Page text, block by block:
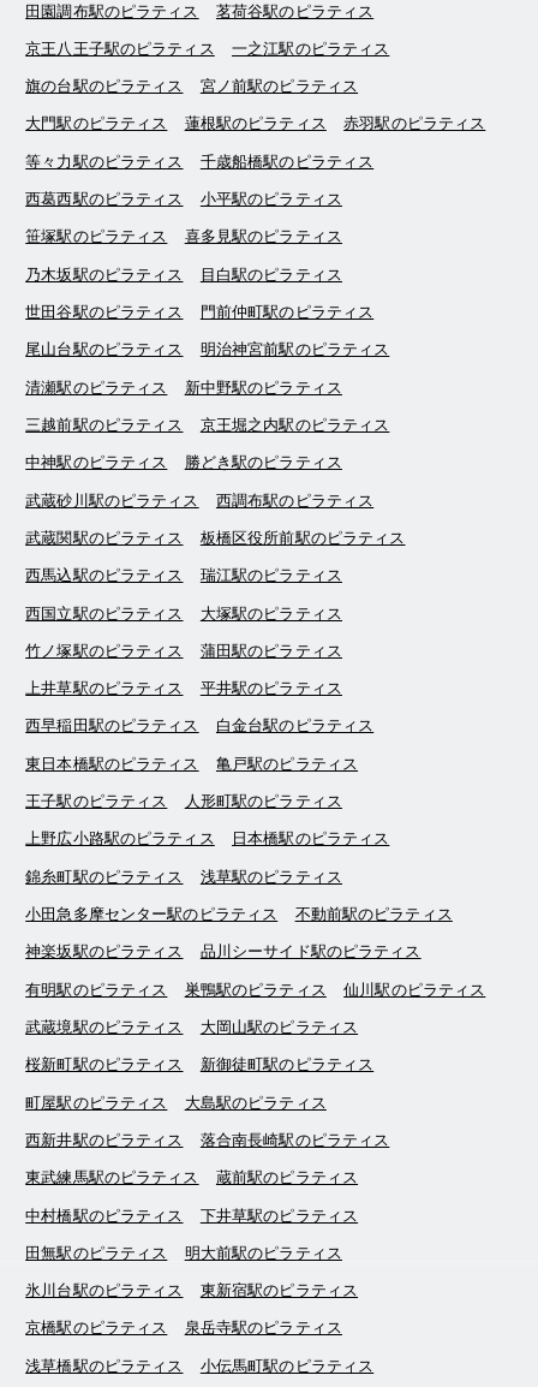
田園調布駅のピラティス 茗荷谷駅のピラティス
京王八王子駅のピラティス 一之江駅のピラティス
旗の台駅のピラティス 宮ノ前駅のピラティス
大門駅のピラティス 蓮根駅のピラティス 赤羽駅のピラティス
等々力駅のピラティス 千歳船橋駅のピラティス
西葛西駅のピラティス 小平駅のピラティス
笹塚駅のピラティス 喜多見駅のピラティス
乃木坂駅のピラティス 目白駅のピラティス
世田谷駅のピラティス 門前仲町駅のピラティス
尾山台駅のピラティス 明治神宮前駅のピラティス
清瀬駅のピラティス 新中野駅のピラティス
三越前駅のピラティス 京王堀之内駅のピラティス
中神駅のピラティス 勝どき駅のピラティス
武蔵砂川駅のピラティス 西調布駅のピラティス
武蔵関駅のピラティス 板橋区役所前駅のピラティス
西馬込駅のピラティス 瑞江駅のピラティス
西国立駅のピラティス 大塚駅のピラティス
竹ノ塚駅のピラティス 蒲田駅のピラティス
上井草駅のピラティス 平井駅のピラティス
西早稲田駅のピラティス 白金台駅のピラティス
東日本橋駅のピラティス 亀戸駅のピラティス
王子駅のピラティス 人形町駅のピラティス
上野広小路駅のピラティス 日本橋駅のピラティス
錦糸町駅のピラティス 浅草駅のピラティス
小田急多摩センター駅のピラティス 不動前駅のピラティス
神楽坂駅のピラティス 品川シーサイド駅のピラティス
有明駅のピラティス 巣鴨駅のピラティス 仙川駅のピラティス
武蔵境駅のピラティス 大岡山駅のピラティス
桜新町駅のピラティス 新御徒町駅のピラティス
町屋駅のピラティス 大島駅のピラティス
西新井駅のピラティス 落合南長崎駅のピラティス
東武練馬駅のピラティス 蔵前駅のピラティス
中村橋駅のピラティス 下井草駅のピラティス
田無駅のピラティス 明大前駅のピラティス
氷川台駅のピラティス 東新宿駅のピラティス
京橋駅のピラティス 泉岳寺駅のピラティス
浅草橋駅のピラティス 小伝馬町駅のピラティス